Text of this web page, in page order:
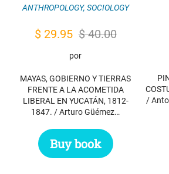
ANTHROPOLOGY, SOCIOLOGY
$40.00
Original
price
$ 40.00.
$29.95 Current
price
$ 29.95.
por
MAYAS, GOBIERNO Y TIERRAS
FRENTE A LA ACOMETIDA
LIBERAL EN YUCATÁN, 1812-
1847. / Arturo Güémez…
Buy book
/